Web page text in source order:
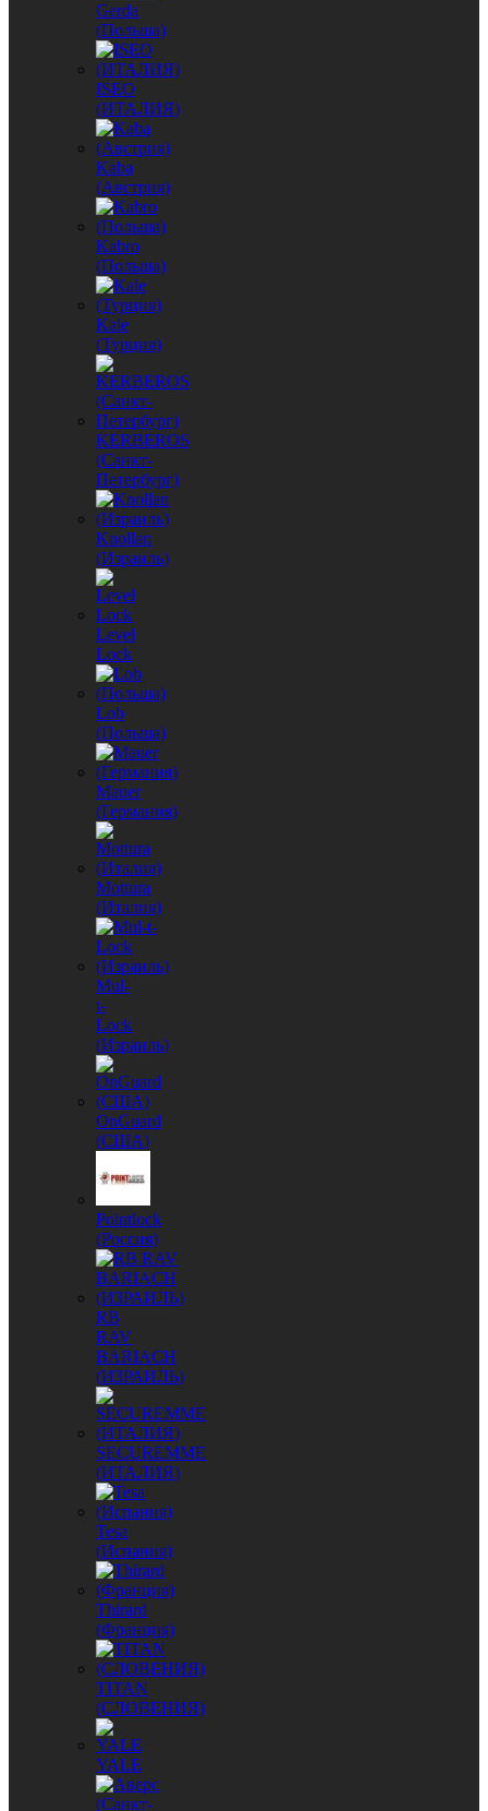
Gerda
(Польша)
ISEO
(ИТАЛИЯ)
Kaba
(Австрия)
Kabro
(Польша)
Kale
(Турция)
KERBEROS
(Санкт-
Петербург)
Knollan
(Израиль)
Level
Lock
Lob
(Польша)
Mauer
(Германия)
Mottura
(Италия)
Mul-
t-
Lock
(Израиль)
OnGuard
(США)
Pointlock
(Россия)
RB
RAV
BARIACH
(ИЗРАИЛЬ)
SECUREMME
(ИТАЛИЯ)
Tesa
(Испания)
Thirard
(Франция)
TITAN
(СЛОВЕНИЯ)
YALE